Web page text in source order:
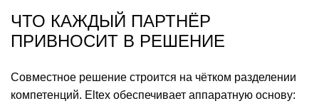
ЧТО КАЖДЫЙ ПАРТНЁР
ПРИВНОСИТ В РЕШЕНИЕ
Совместное решение строится на чётком разделении
компетенций. Eltex обеспечивает аппаратную основу: